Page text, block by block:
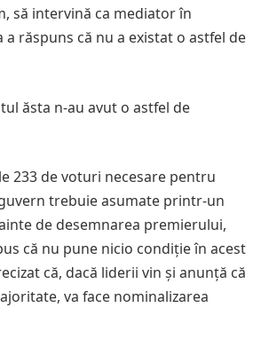
să intervină ca mediator în
a răspuns că nu a existat o astfel de
ăsta n-au avut o astfel de
233 de voturi necesare pentru
trebuie asumate printr-un
de desemnarea premierului,
că nu pune nicio condiție în acest
că, dacă liderii vin și anunță că
va face nominalizarea